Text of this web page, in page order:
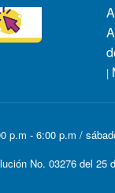
|
p.m - 6:00 p.m /
No. 03276 del 25